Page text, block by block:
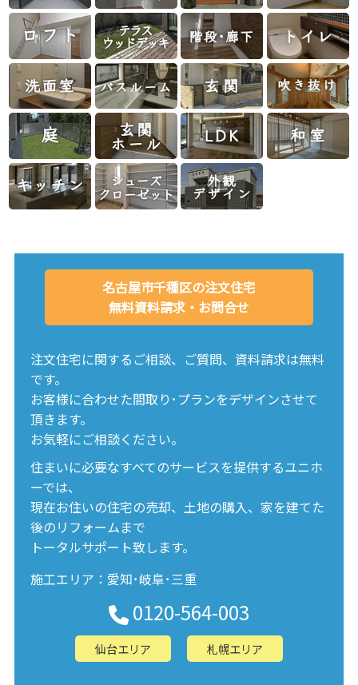
名古屋市千種区の注文住宅
無料資料請求・お問合せ
注文住宅に関するご相談、ご質問、資料請求は無料
です。
お客様に合わせた間取り･プランをデザインさせて
頂きます。
お気軽にご相談ください。
住まいに必要なすべてのサービスを提供するユニホ
ーでは、
現在お住いの住宅の売却、土地の購入、家を建てた
後のリフォームまで
トータルサポート致します。
施工エリア：愛知･岐阜･三重
0120-564-003
仙台エリア 札幌エリア